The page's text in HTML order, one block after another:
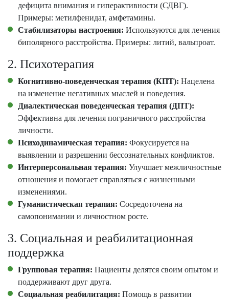
дефицита внимания и гиперактивности (СДВГ).
Примеры: метилфенидат, амфетамины.
Стабилизаторы настроения: Используются для лечения
биполярного расстройства. Примеры: литий, вальпроат.
2. Психотерапия
Когнитивно-поведенческая терапия (КПТ): Нацелена
на изменение негативных мыслей и поведения.
Диалектическая поведенческая терапия (ДПТ):
Эффективна для лечения пограничного расстройства
личности.
Психодинамическая терапия: Фокусируется на
выявлении и разрешении бессознательных конфликтов.
Интерперсональная терапия: Улучшает межличностные
отношения и помогает справляться с жизненными
изменениями.
Гуманистическая терапия: Сосредоточена на
самопонимании и личностном росте.
3. Социальная и реабилитационная
поддержка
Групповая терапия: Пациенты делятся своим опытом и
поддерживают друг друга.
Социальная реабилитация: Помощь в развитии